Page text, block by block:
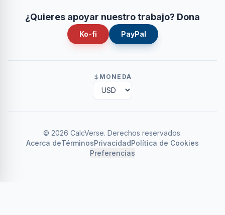
¿Quieres apoyar nuestro trabajo? Dona
Ko-fi PayPal
MONEDA
© 2026 CalcVerse. Derechos reservados.
Acerca deTérminosPrivacidadPolítica de Cookies
Preferencias